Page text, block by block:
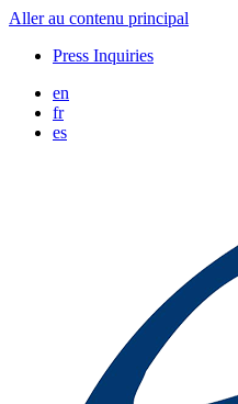
Aller au contenu principal
Press Inquiries
en
fr
es